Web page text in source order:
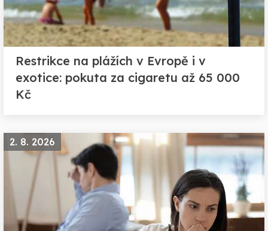
Restrikce na plážích v Evropě i v
exotice: pokuta za cigaretu až 65 000
Kč
2. 8. 2026